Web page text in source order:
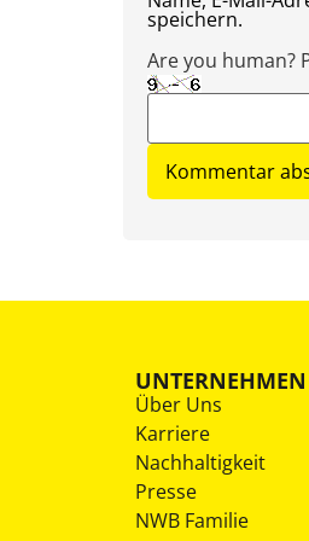
speichern.
Are you human?
UNTERNEHMEN
Über Uns
Karriere
Nachhaltigkeit
Presse
NWB Familie